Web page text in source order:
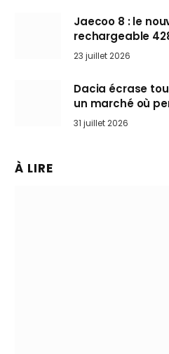
Jaecoo 8 : le
rechargeable
arrive en Europe
23 juillet 2026
Dacia écrase
un marché où
31 juillet 2026
À LIRE